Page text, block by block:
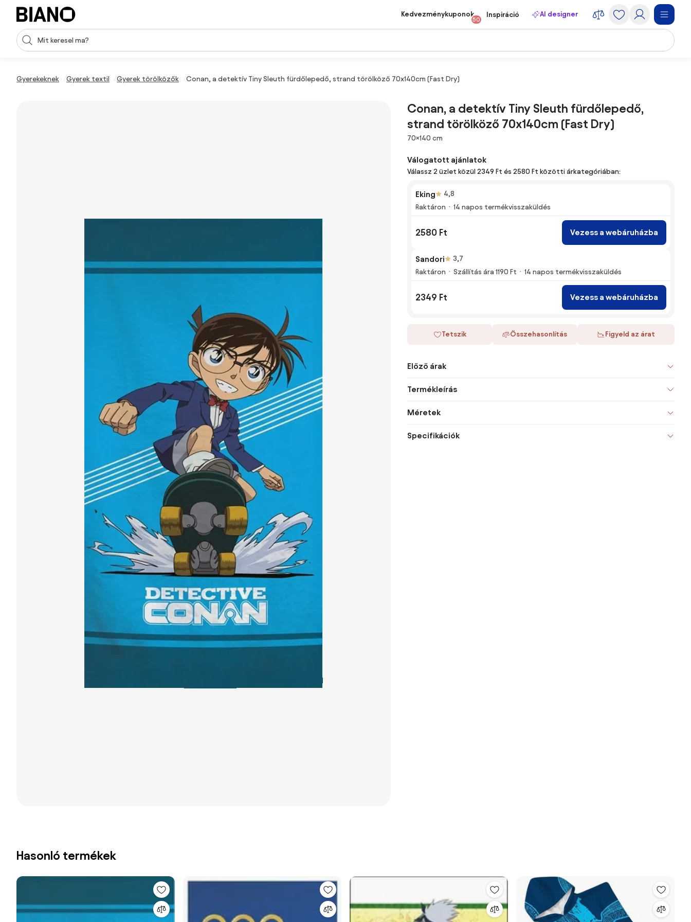
Navigáció kihagyása, ugrás a tartalomra
Keresési bevitel
Kedvezménykuponok
50
Inspiráció AI designer
Gyerekeknek Gyerek textil Gyerek törölközők Conan, a detektív Tiny Sleuth fürdőlepedő, strand törölköző 70x140cm (Fast Dry)
Conan, a detektív Tiny Sleuth fürdőlepedő,
strand törölköző 70x140cm (Fast Dry)
Méretek
70×140 cm
Válogatott ajánlatok
Válassz 2 üzlet közül 2349 Ft és 2580 Ft közötti árkategóriában:
Eking
4,8
Raktáron
14 napos termékvisszaküldés
2580 Ft Vezess a webáruházba
Sandori
3,7
Raktáron
Szállítás ára 1190 Ft 14 napos termékvisszaküldés
2349 Ft Vezess a webáruházba
Tetszik Összehasonlítás Figyeld az árat
Előző árak
Termékleírás
Méretek
Specifikációk
Hasonló termékek